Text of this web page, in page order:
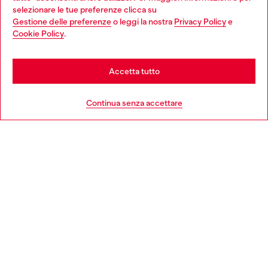
selezionare le tue preferenze clicca su
Gestione delle preferenzeo leggi la nostra Privacy Policye
Cookie Policy.
Continua senza accettare
Accetta tutto
Choose your location
You are currently browsing Italia website, but it seems you may
be based in United States